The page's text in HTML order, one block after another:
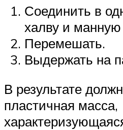
Соединить в
халву и манную
Перемешать.
Выдержать на
В результате
пластичная масса,